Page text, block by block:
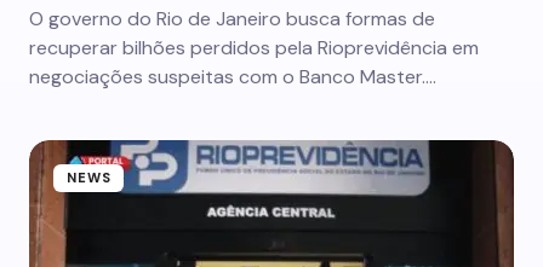
O governo do Rio de Janeiro busca formas de
recuperar bilhões perdidos pela Rioprevidência em
negociações suspeitas com o Banco Master.…
NEWS